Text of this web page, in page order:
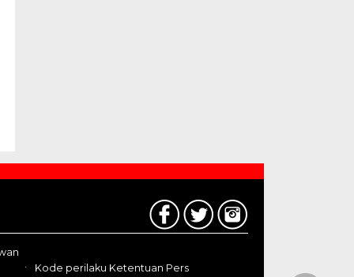
Kode perilaku Ketentuan Pers